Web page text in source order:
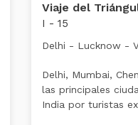
Viaje del
I - 15
Delhi - Lucknow -
Delhi, Mumbai,
las principales
India por turistas